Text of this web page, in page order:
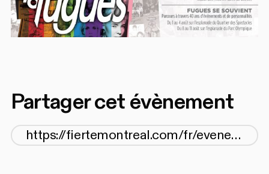
Partager cet évènement